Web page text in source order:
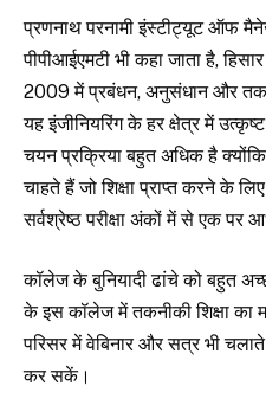
प्रणनाथ परनामी इंस्टीट्यूट ऑफ
पीपीआईएमटी भी कहा जाता है,
2009 में प्रबंधन, अनुसंधान और
यह इंजीनियरिंग के हर क्षेत्र में
चयन प्रक्रिया बहुत अधिक है क्योंकि
चाहते हैं जो शिक्षा प्राप्त करने के
सर्वश्रेष्ठ परीक्षा अंकों में से एक पर
कॉलेज के बुनियादी ढांचे को बहुत
के इस कॉलेज में तकनीकी शिक्षा
परिसर में वेबिनार और सत्र भी चलाते
कर सकें।